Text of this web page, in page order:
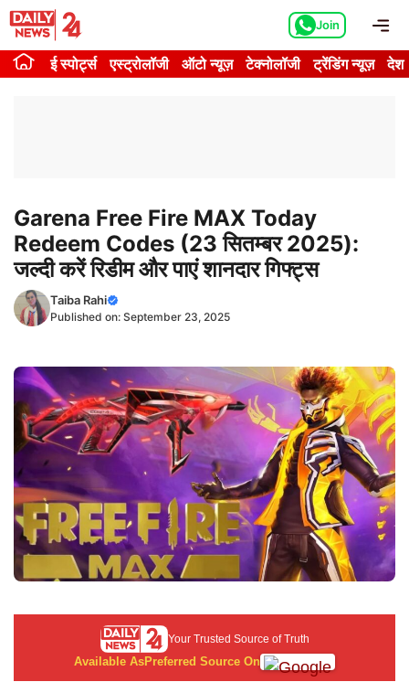
Skip
content
Join
ई स्पोर्ट्स एस्ट्रोलॉजी ऑटो न्यूज़ टेक्नोलॉजी ट्रेंडिंग न्यूज़ देश
Garena Free Fire MAX Today
Redeem Codes (23 सितम्बर 2025):
जल्दी करें रिडीम और पाएं शानदार गिफ्ट्स
Taiba Rahi
Published on: September 23, 2025
Your Trusted Source of Truth
Available AsPreferred Source On